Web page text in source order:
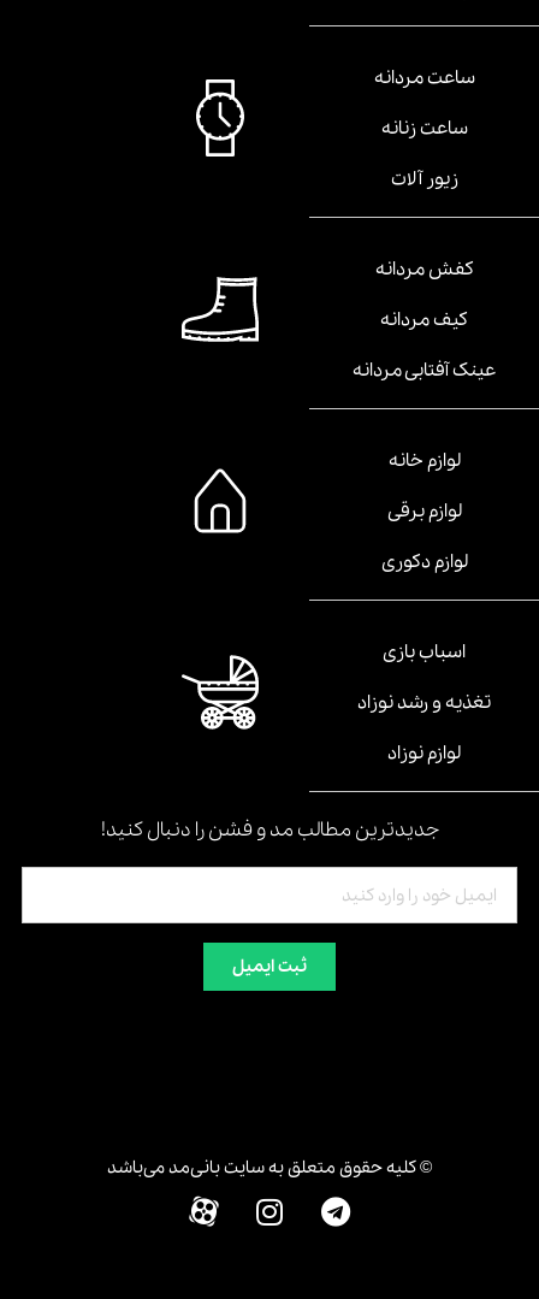
ساعت مردانه
ساعت زنانه
زیور آلات
کفش مردانه
کیف مردانه
عینک آفتابی مردانه
لوازم خانه
لوازم برقی
لوازم دکوری
اسباب بازی
تغذیه و رشد نوزاد
لوازم نوزاد
جدیدترین مطالب مد و فشن را دنبال کنید!
ثبت ایمیل
© کلیه حقوق متعلق به سایت بانی‌مد می‌باشد